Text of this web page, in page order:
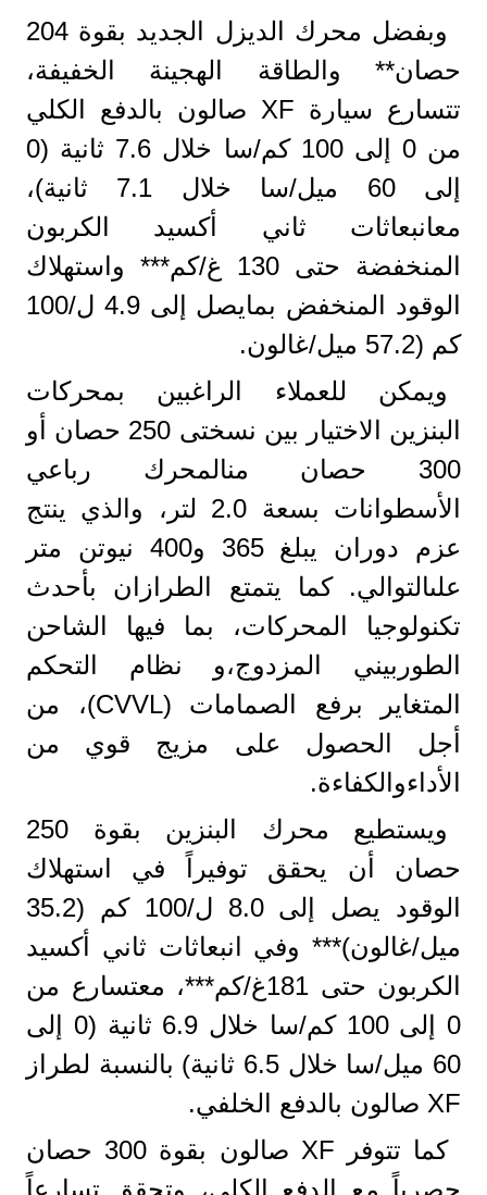
وبفضل محرك الديزل الجديد بقوة 204
حصان** والطاقة الهجينة الخفيفة،
تتسارع سيارة XF صالون بالدفع الكلي
من 0 إلى 100 كم/سا خلال 7.6 ثانية (0
إلى 60 ميل/سا خلال 7.1 ثانية)،
معانبعاثات ثاني أكسيد الكربون
المنخفضة حتى 130 غ/كم*** واستهلاك
الوقود المنخفض بمايصل إلى 4.9 ل/100
كم (57.2 ميل/غالون.
ويمكن للعملاء الراغبين بمحركات
البنزين الاختيار بين نسختى 250 حصان أو
300 حصان منالمحرك رباعي
الأسطوانات بسعة 2.0 لتر، والذي ينتج
عزم دوران يبلغ 365 و400 نيوتن متر
علىالتوالي. كما يتمتع الطرازان بأحدث
تكنولوجيا المحركات، بما فيها الشاحن
الطوربيني المزدوج،و نظام التحكم
المتغاير برفع الصمامات (CVVL)، من
أجل الحصول على مزيج قوي من
الأداءوالكفاءة.
ويستطيع محرك البنزين بقوة 250
حصان أن يحقق توفيراً في استهلاك
الوقود يصل إلى 8.0 ل/100 كم (35.2
ميل/غالون)*** وفي انبعاثات ثاني أكسيد
الكربون حتى 181غ/كم***، معتسارع من
0 إلى 100 كم/سا خلال 6.9 ثانية (0 إلى
60 ميل/سا خلال 6.5 ثانية) بالنسبة لطراز
XF صالون بالدفع الخلفي.
كما تتوفر XF صالون بقوة 300 حصان